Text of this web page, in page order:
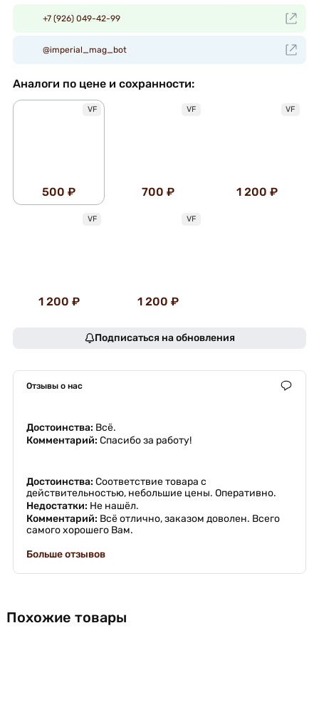
+7 (926) 049-42-99
@imperial_mag_bot
Аналоги по цене и сохранности:
VF
500 ₽
VF
700 ₽
VF
1 200 ₽
VF
1 200 ₽
VF
1 200 ₽
Подписаться на обновления
Отзывы о нас
Достоинства: Всё.
Комментарий: Спасибо за работу!
Достоинства: Соответствие товара с
действительностью, небольшие цены. Оперативно.
Недостатки: Не нашёл.
Комментарий: Всё отлично, заказом доволен. Всего
самого хорошего Вам.
Больше отзывов
Похожие товары